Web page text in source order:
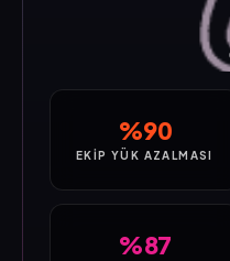
%90
EKIP YÜK AZALMASI
%87